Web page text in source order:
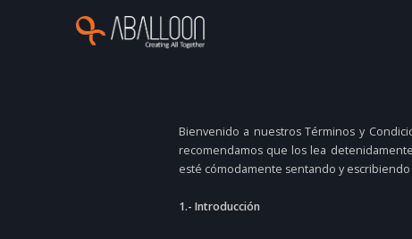
Bienvenido a nuestros Términos y
recomendamos que los lea
esté cómodamente sentando y
1.- Introducción